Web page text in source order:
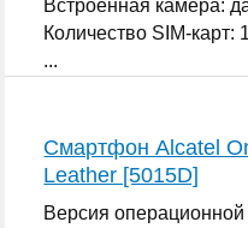
Встроенная камера:
Количество SIM-карт:
...
Смартфон Alcatel
Leather [5015D]
Версия